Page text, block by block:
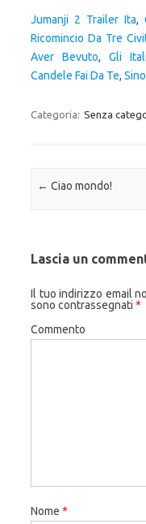
Jumanji 2 Trailer Ita,
Ricomincio Da Tre
Aver Bevuto, Gli
Candele Fai Da Te,
Categoria: Senza
Navigazione articolo
← Ciao mondo!
Lascia un
Il tuo indirizzo email
sono contrassegnati *
Commento
Nome *